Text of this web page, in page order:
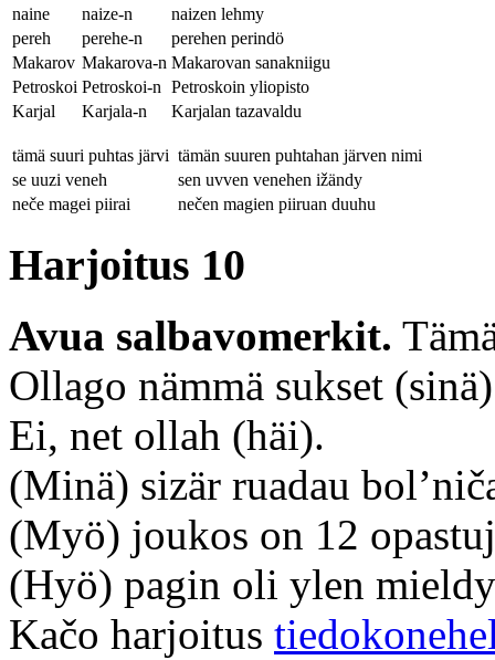
naine
naize-n
naizen lehmy
pereh
perehe-n
perehen perindö
Makarov Makarova-n Makarovan sanakniigu
Petroskoi Petroskoi-n Petroskoin yliopisto
Karjal
Karjala-n Karjalan tazavaldu
tämä suuri puhtas järvi tämän suuren puhtahan järven nimi
se uuzi veneh
sen uvven venehen ižändy
neče magei piirai
nečen magien piiruan duuhu
Harjoitus 10
Avua salbavomerkit.
Ollago nämmä sukset
Ei, net ollah (häi).
(Minä) sizär ruadau
(Myö) joukos on 12
(Hyö) pagin oli ylen
Kačo harjoitus